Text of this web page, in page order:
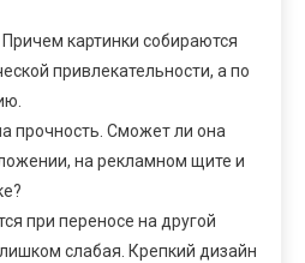
картинки собираются
привлекательности, а по
прочность. Сможет ли она
на рекламном щите и
при переносе на другой
слабая. Крепкий дизайн